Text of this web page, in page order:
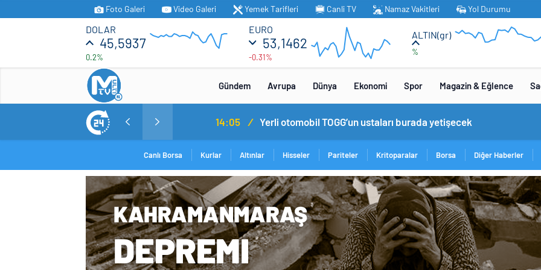
Foto Galeri Video Galeri Yemek Tarifleri Canli TV Namaz Vakitleri Yol Durumu
DOLAR
45,5937
0.2%
EURO
53,1462
-0.31%
ALTIN(gr)
%
Gündem Avrupa Dünya Ekonomi Spor Magazin & Eğlence
MİT’ten Irak’ın kuzeyinde operasyon: Ramazan Güneş Türkiye’ye getirildi / Yerli otomobil TOGG’un ustaları burada yetişecek
Canlı Borsa Kurlar Altınlar Hisseler Pariteler Kritoparalar Borsa Diğer Haberler